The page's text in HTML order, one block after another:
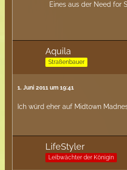
Eines aus der Need for
Aquila
Straßenbauer
1. Juni 2011 um 19:41
Ich würd eher auf Midtown
LifeStyler
Leibwächter der Königin